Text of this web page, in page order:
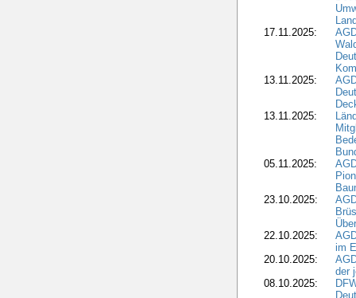
17.11.2025:
13.11.2025:
13.11.2025:
05.11.2025:
23.10.2025:
22.10.2025:
im
20.10.2025:
der
08.10.2025: